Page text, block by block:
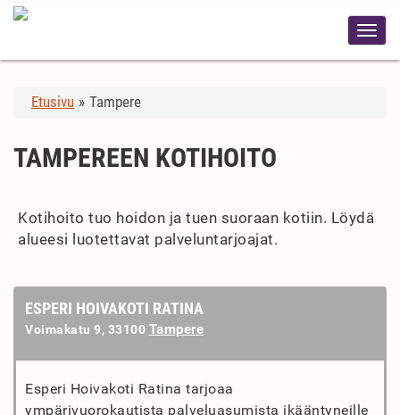
Etusivu » Tampere
TAMPEREEN KOTIHOITO
Kotihoito tuo hoidon ja tuen suoraan kotiin. Löydä
alueesi luotettavat palveluntarjoajat.
ESPERI HOIVAKOTI RATINA
Voimakatu 9, 33100 Tampere
Esperi Hoivakoti Ratina tarjoaa
ympärivuorokautista palveluasumista ikääntyneille